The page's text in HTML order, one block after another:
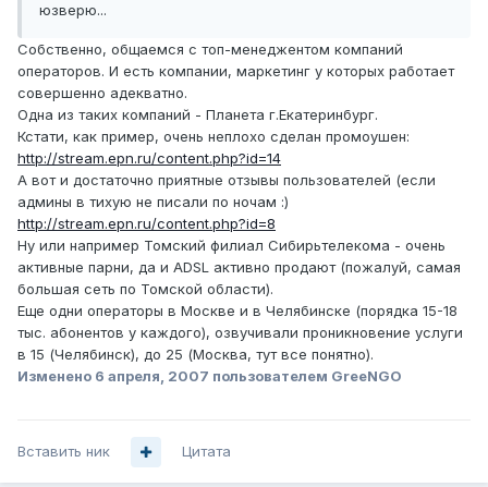
юзверю...
Собственно, общаемся с топ-менеджентом компаний
операторов. И есть компании, маркетинг у которых работает
совершенно адекватно.
Одна из таких компаний - Планета г.Екатеринбург.
Кстати, как пример, очень неплохо сделан промоушен:
http://stream.epn.ru/content.php?id=14
А вот и достаточно приятные отзывы пользователей (если
админы в тихую не писали по ночам :)
http://stream.epn.ru/content.php?id=8
Ну или например Томский филиал Сибирьтелекома - очень
активные парни, да и ADSL активно продают (пожалуй, самая
большая сеть по Томской области).
Еще одни операторы в Москве и в Челябинске (порядка 15-18
тыс. абонентов у каждого), озвучивали проникновение услуги
в 15 (Челябинск), до 25 (Москва, тут все понятно).
Изменено 6 апреля, 2007 пользователем GreeNGO
Вставить ник Цитата